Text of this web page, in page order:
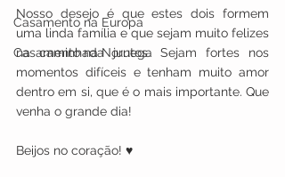
Casamento na Europa
Casamento na Noruega
Nosso desejo é que estes dois formem
uma linda família e que sejam muito felizes
na caminhada juntos. Sejam fortes nos
momentos difíceis e tenham muito amor
dentro em si, que é o mais importante. Que
venha o grande dia!
Beijos no coração! ♥